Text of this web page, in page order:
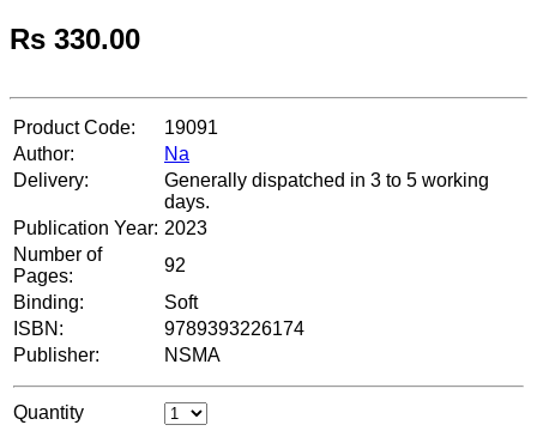
Rs 330.00
Product Code:
19091
Author:
Na
Delivery:
Generally dispatched in 3 to 5 working
days.
Publication Year: 2023
Number of
Pages:
92
Binding:
Soft
ISBN:
9789393226174
Publisher:
NSMA
Quantity